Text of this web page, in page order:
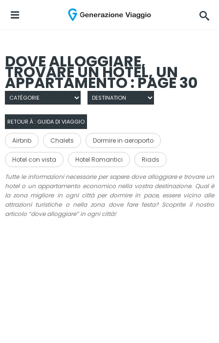
DOVE ALLOGGIARE,
TROVARE UN HOTEL, UN
APPARTAMENTO : PAGE 30
RETOUR À : GUIDA DI VIAGGIO
Airbnb Chalets Dormire in aeroporto
Hotel con vista Hotel Romantici Riads
Tutte le informazioni necessarie per sapere dove alloggiare e trovare un
hotel o un appartamento economico nella vostra destinazione. Qual è
la zona migliore in ogni città per dormire in pace, essere vicino alle
attrazioni turistiche o nella zona dove fare festa? Scoprite il nostro
articolo “dove alloggiare” in ogni città!